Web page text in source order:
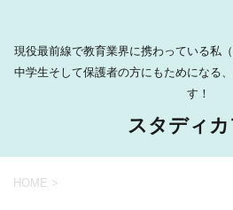
現役最前線で教育業界に携わっている私
中学生そして保護者の方にもためになる
す！
スタディカ
HOME >